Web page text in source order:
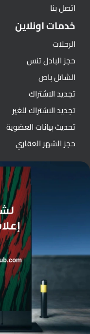
اتصل بنا
خدمات اونلاين
الرحلات
حجز البادل تنس
الشاتل باص
تجديد الاشتراك
تجديد الاشتراك للغير
تحديث بيانات العضوية
حجز الشهر العقاري